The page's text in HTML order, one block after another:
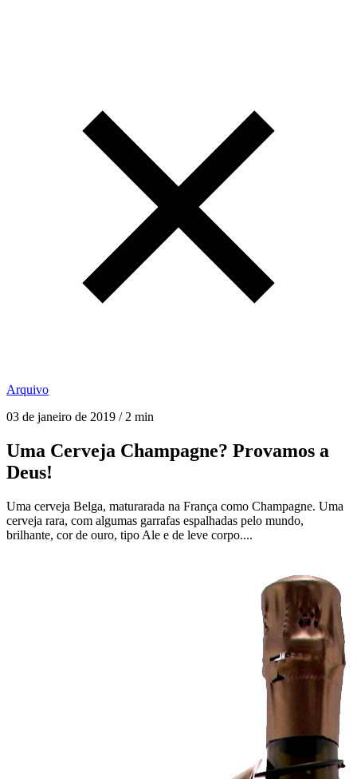
Arquivo
03 de janeiro de 2019 / 2 min
Uma Cerveja Champagne? Provamos a
Deus!
Uma cerveja Belga, maturarada na França como Champagne. Uma
cerveja rara, com algumas garrafas espalhadas pelo mundo,
brilhante, cor de ouro, tipo Ale e de leve corpo....